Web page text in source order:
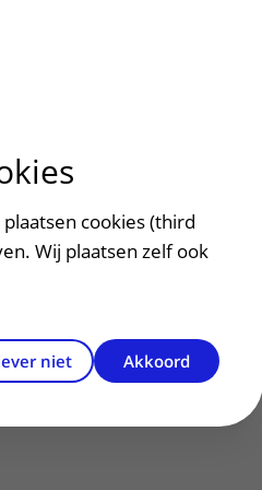
cookies (third
Wij plaatsen zelf ook
niet Akkoord